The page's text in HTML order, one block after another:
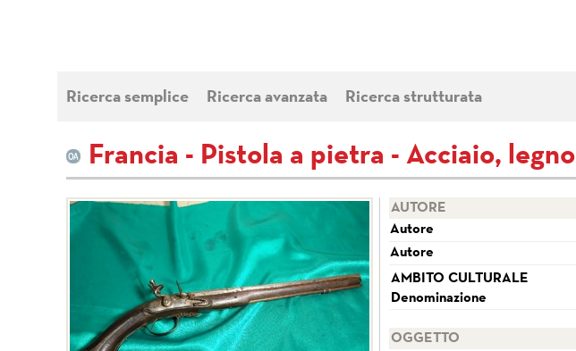
Ricerca semplice Ricerca avanzata Ricerca strutturata
Francia - Pistola a pietra - Acciaio, legno
AUTORE
Autore
Autore
AMBITO CULTURALE
Denominazione
OGGETTO